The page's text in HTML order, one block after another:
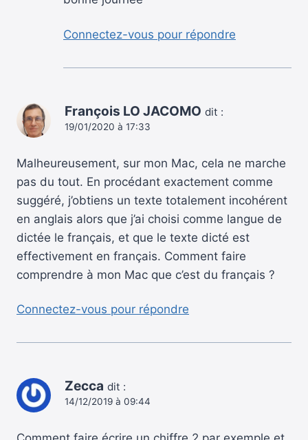
Connectez-vous pour répondre
François LO JACOMO dit :
19/01/2020 à 17:33
Malheureusement, sur mon Mac, cela ne marche
pas du tout. En procédant exactement comme
suggéré, j’obtiens un texte totalement incohérent
en anglais alors que j’ai choisi comme langue de
dictée le français, et que le texte dicté est
effectivement en français. Comment faire
comprendre à mon Mac que c’est du français ?
Connectez-vous pour répondre
Zecca dit :
14/12/2019 à 09:44